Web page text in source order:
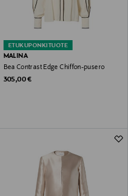
ETUKUPONKITUOTE
MALINA
Bea Contrast Edge Chiffon-pusero
Original Price
305,00 €